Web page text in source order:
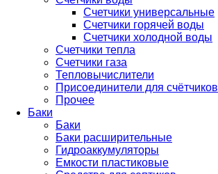
Счетчики универсальные
Счетчики горячей воды
Счетчики холодной воды
Счетчики тепла
Счетчики газа
Тепловычислители
Присоединители для счётчиков
Прочее
Баки
Баки
Баки расширительные
Гидроаккумуляторы
Емкости пластиковые